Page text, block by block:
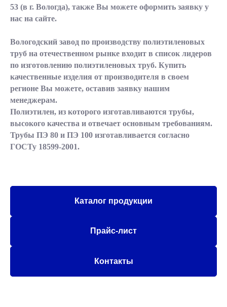
53 (в г. Вологда), также Вы можете оформить заявку у
нас на сайте.
Вологодский завод по производству полиэтиленовых
труб на отечественном рынке входит в список лидеров
по изготовлению полиэтиленовых труб. Купить
качественные изделия от производителя в своем
регионе Вы можете, оставив заявку нашим
менеджерам.
Полиэтилен, из которого изготавливаются трубы,
высокого качества и отвечает основным требованиям.
Трубы ПЭ 80 и ПЭ 100 изготавливается согласно
ГОСТу 18599-2001.
Каталог продукции
Прайс-лист
Контакты